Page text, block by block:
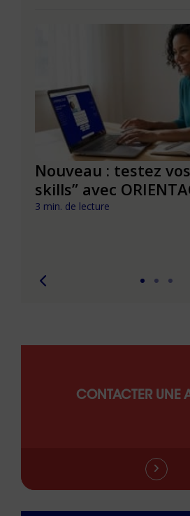
Nouveau : testez
skills” avec
3 min. de lecture
CONTACTER UNE